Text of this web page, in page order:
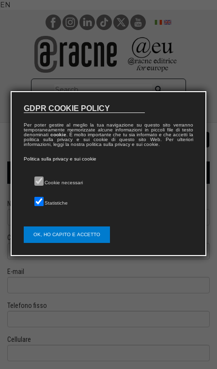
EN
Modulo richiesta saggio biblioteca
Nome
Cognome
E-mail
Telefono fisso
Cellulare
GDPR COOKIE POLICY
Per poter gestire al meglio la tua navigazione su questo sito verranno
temporaneamente memorizzate alcune informazioni in piccoli file di testo
denominati cookie. È molto importante che tu sia informato e che accetti la
politica sulla privacy e sui cookie di questo sito Web. Per ulteriori
informazioni, leggi la nostra politica sulla privacy e sui cookie.
Politica sulla privacy e sui cookie
Cookie necessari
Statistiche
OK, HO CAPITO E ACCETTO